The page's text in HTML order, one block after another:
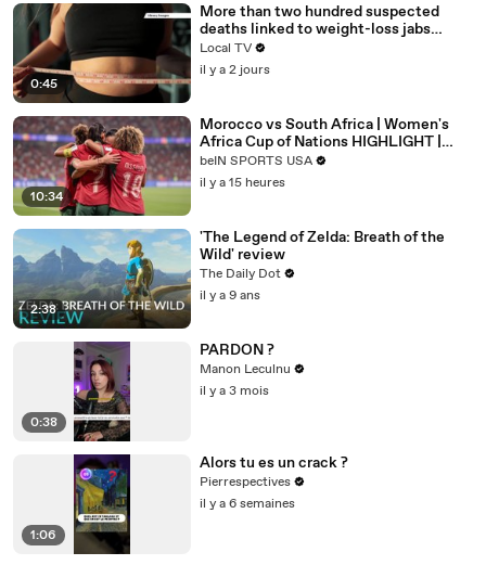
0:45
More than two hundred suspected
deaths linked to weight-loss jabs
reported to regulator
Local TV
il y a 2 jours
10:34
Morocco vs South Africa | Women's
Africa Cup of Nations HIGHLIGHT |
08/08/2026 | beIN Sports USA
beIN SPORTS USA
il y a 15 heures
2:38
'The Legend of Zelda: Breath of the
Wild' review
The Daily Dot
il y a 9 ans
0:38
PARDON ?
Manon Leculnu
il y a 3 mois
1:06
Alors tu es un crack ?
Pierrespectives
il y a 6 semaines